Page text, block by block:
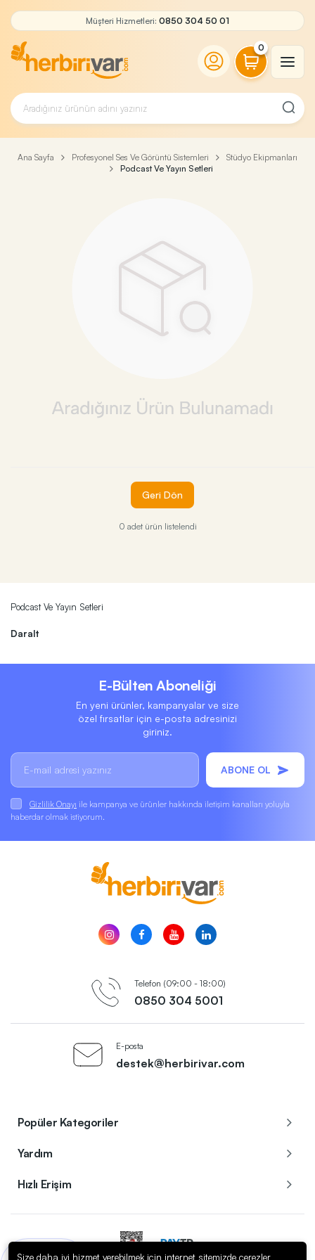
Müşteri Hizmetleri: 0850 304 50 01
0
Ana Sayfa Profesyonel Ses Ve Görüntü Sistemleri
Stüdyo Ekipmanları
Podcast Ve Yayın Setleri
Geri Dön
0 adet ürün listelendi
Podcast Ve Yayın Setleri
Daralt
E-Bülten Aboneliği
En yeni ürünler, kampanyalar ve size
özel fırsatlar için e-posta adresinizi
giriniz.
ABONE OL
Gizlilik Onayı ile kampanya ve ürünler hakkında iletişim kanalları yoluyla
haberdar olmak istiyorum.
Telefon (09:00 - 18:00)
0850 304 5001
E-posta
destek@herbirivar.com
Popüler Kategoriler
Yardım
Hızlı Erişim
Size daha iyi hizmet verebilmek için internet sitemizde çerezler